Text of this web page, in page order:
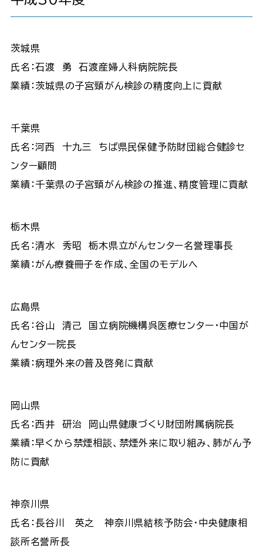
茨城県
氏名：石渡 勇 石渡産婦人科病院院長
業績：茨城県の子宮頸がん検診の精度向上に貢献
千葉県
氏名：河西 十九三 ちば県民保健予防財団総合健診セ
ンター顧問
業績：千葉県の子宮頸がん検診の推進、精度管理に貢献
栃木県
氏名：清水 秀昭 栃木県立がんセンター名誉理事長
業績：がん療養冊子を作成、全国のモデルへ
広島県
氏名：谷山 清己 国立病院機構呉医療センター・中国が
んセンター院長
業績：病理外来の普及啓発に貢献
岡山県
氏名：西井 研治 岡山県健康づくり財団附属病院長
業績：早くから禁煙相談、禁煙外来に取り組み、肺がん予
防に貢献
神奈川県
氏名：長谷川 英之 神奈川県結核予防会・中央健康相
談所名誉所長